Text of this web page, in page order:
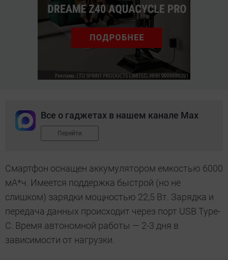
Все о гаджетах в нашем канале Max
Перейти
Смартфон оснащен аккумулятором емкостью 6000
мА*ч. Имеется поддержка быстрой (но не
слишком) зарядки мощностью 22,5 Вт. Зарядка и
передача данных происходит через порт USB Type-
C. Время автономной работы — 2-3 дня в
зависимости от нагрузки.